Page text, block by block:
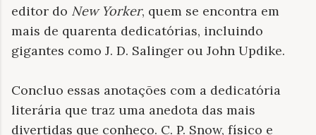
editor do New Yorker, quem se encontra em
mais de quarenta dedicatórias, incluindo
gigantes como J. D. Salinger ou John Updike.
Concluo essas anotações com a dedicatória
literária que traz uma anedota das mais
divertidas que conheço. C. P. Snow, físico e